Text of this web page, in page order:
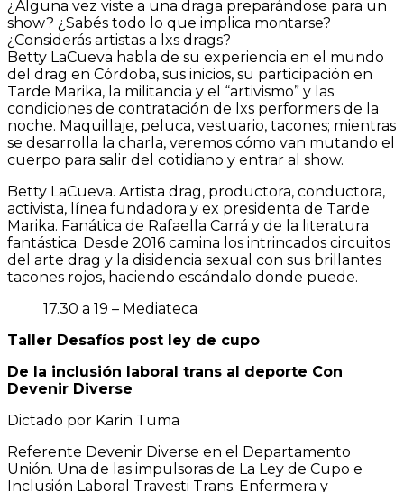
¿Alguna vez viste a una draga preparándose para un
show? ¿Sabés todo lo que implica montarse?
¿Considerás artistas a lxs drags?
Betty LaCueva habla de su experiencia en el mundo
del drag en Córdoba, sus inicios, su participación en
Tarde Marika, la militancia y el “artivismo” y las
condiciones de contratación de lxs performers de la
noche. Maquillaje, peluca, vestuario, tacones; mientras
se desarrolla la charla, veremos cómo van mutando el
cuerpo para salir del cotidiano y entrar al show.
Betty LaCueva. Artista drag, productora, conductora,
activista, línea fundadora y ex presidenta de Tarde
Marika. Fanática de Rafaella Carrá y de la literatura
fantástica. Desde 2016 camina los intrincados circuitos
del arte drag y la disidencia sexual con sus brillantes
tacones rojos, haciendo escándalo donde puede.
17.30 a 19 – Mediateca
Taller Desafíos post ley de cupo
De la inclusión laboral trans al deporte Con
Devenir Diverse
Dictado por Karin Tuma
Referente Devenir Diverse en el Departamento
Unión. Una de las impulsoras de La Ley de Cupo e
Inclusión Laboral Travesti Trans. Enfermera y